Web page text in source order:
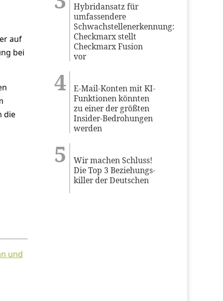
auf
bei
die
und
Hybridansatz für
umfassendere
Schwachstellenerkennung:
Checkmarx stellt
Checkmarx Fusion
vor
E-Mail-Konten mit KI-
Funktionen könnten
zu einer der größten
Insider-Bedrohungen
werden
Wir machen Schluss!
Die Top 3 Beziehungs-
killer der Deutschen